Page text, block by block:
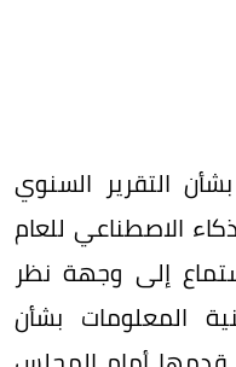
التقرير السنوي
الاصطناعي للعام
عقب الاستماع إلى وجهة نظر
المعلومات بشأن